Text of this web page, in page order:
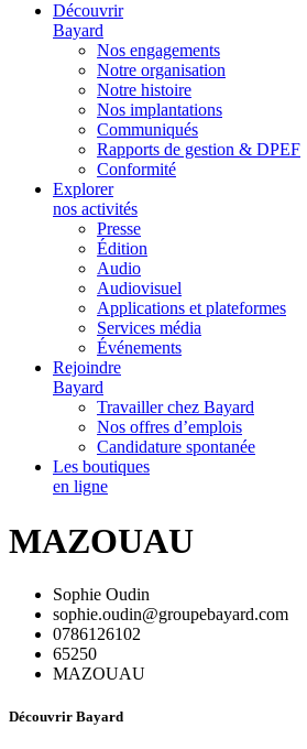
Découvrir
Bayard
Nos engagements
Notre organisation
Notre histoire
Nos implantations
Communiqués
Rapports de gestion & DPEF
Conformité
Explorer
nos activités
Presse
Édition
Audio
Audiovisuel
Applications et plateformes
Services média
Événements
Rejoindre
Bayard
Travailler chez Bayard
Nos offres d’emplois
Candidature spontanée
Les boutiques
en ligne
MAZOUAU
Sophie Oudin
sophie.oudin@groupebayard.com
0786126102
65250
MAZOUAU
Découvrir Bayard